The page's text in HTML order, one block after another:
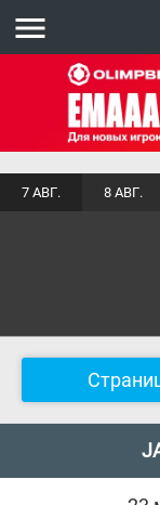
menu
7 АВГ. 8 АВГ.